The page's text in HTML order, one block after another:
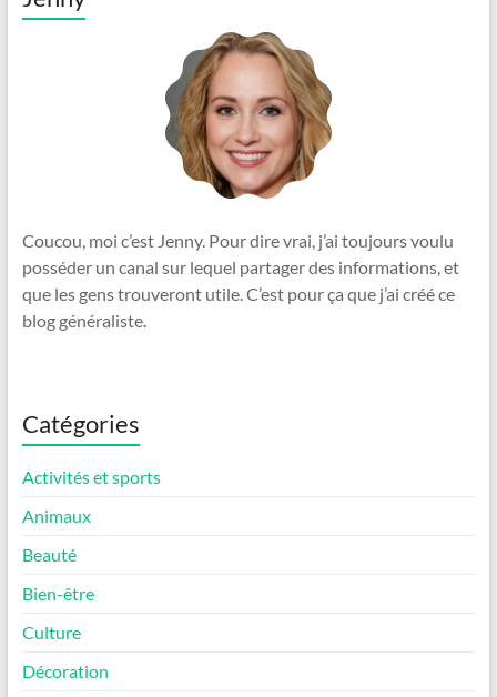
Coucou, moi c’est Jenny. Pour dire vrai, j’ai toujours voulu
posséder un canal sur lequel partager des informations, et
que les gens trouveront utile. C’est pour ça que j’ai créé ce
blog généraliste.
Catégories
Activités et sports
Animaux
Beauté
Bien-être
Culture
Décoration